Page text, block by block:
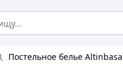
Постельное белье